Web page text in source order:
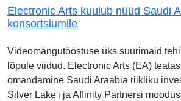
Electronic Arts kuulub nüüd Saudi
konsortsiumile
Videomängutööstuse üks suurimaid
lõpule viidud. Electronic Arts (EA)
omandamine Saudi Araabia riikliku
Silver Lake'i ja Affinity Partnersi